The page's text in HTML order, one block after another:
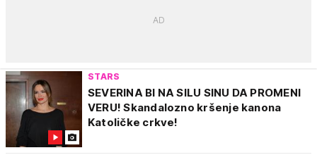
STARS
SEVERINA BI NA SILU SINU DA PROMENI
VERU! Skandalozno kršenje kanona
Katoličke crkve!